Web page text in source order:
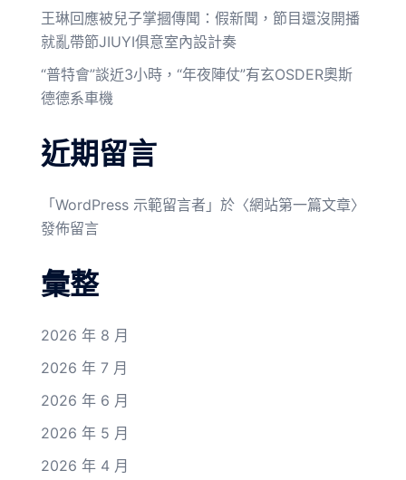
王琳回應被兒子掌摑傳聞：假新聞，節目還沒開播
就亂帶節JIUYI俱意室內設計奏
“普特會”談近3小時，“年夜陣仗”有玄OSDER奧斯
德德系車機
近期留言
「 WordPress 示範留言者 」於〈網站第一篇文章〉
發佈留言
彙整
2026 年 8 月
2026 年 7 月
2026 年 6 月
2026 年 5 月
2026 年 4 月